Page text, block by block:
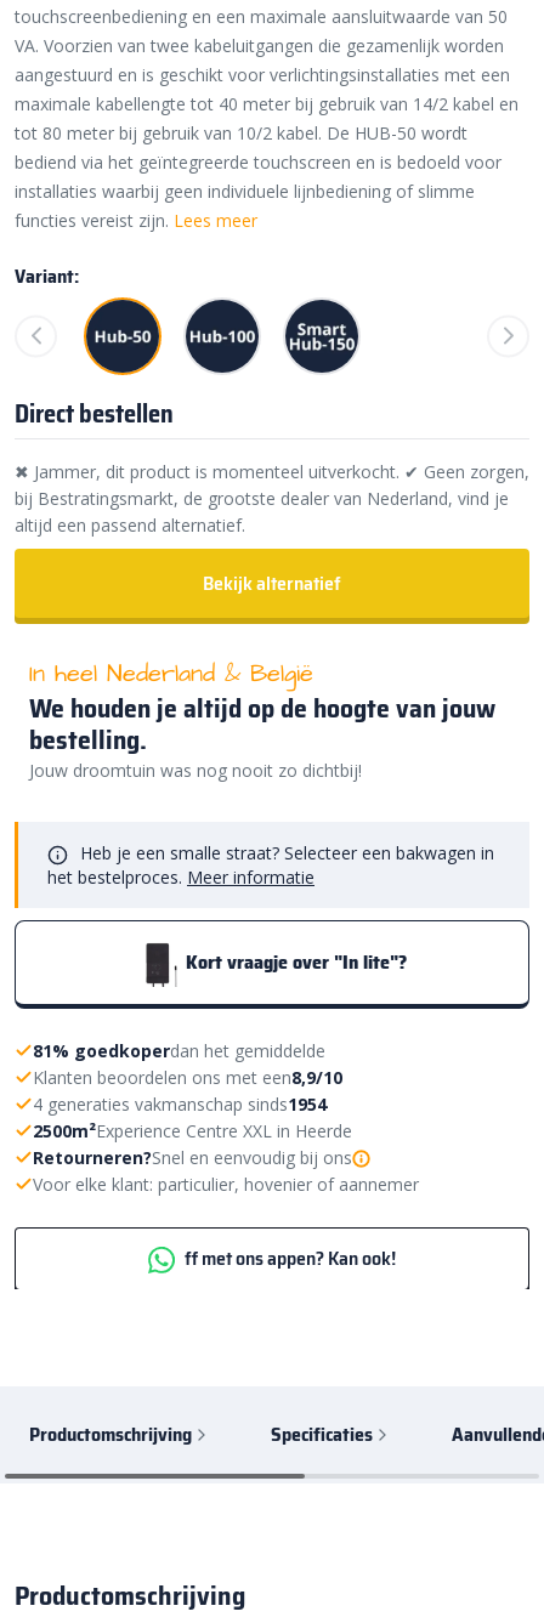
touchscreenbediening en een maximale aansluitwaarde van 50
VA. Voorzien van twee kabeluitgangen die gezamenlijk worden
aangestuurd en is geschikt voor verlichtingsinstallaties met een
maximale kabellengte tot 40 meter bij gebruik van 14/2 kabel en
tot 80 meter bij gebruik van 10/2 kabel. De HUB-50 wordt
bediend via het geïntegreerde touchscreen en is bedoeld voor
installaties waarbij geen individuele lijnbediening of slimme
functies vereist zijn. Lees meer
Variant:
Direct bestellen
✖ Jammer, dit product is momenteel uitverkocht. ✔ Geen zorgen,
bij Bestratingsmarkt, de grootste dealer van Nederland, vind je
altijd een passend alternatief.
Bekijk alternatief
In heel Nederland & België
We houden je altijd op de hoogte van jouw
bestelling.
Jouw droomtuin was nog nooit zo dichtbij!
Heb je een smalle straat? Selecteer een bakwagen in
het bestelproces. Meer informatie
Kort vraagje over "In lite"?
81% goedkoperdan het gemiddelde
Klanten beoordelen ons met een8,9/10
4 generaties vakmanschap sinds1954
2500m²Experience Centre XXL in Heerde
Retourneren?Snel en eenvoudig bij ons
Voor elke klant: particulier, hovenier of aannemer
ff met ons appen? Kan ook!
Productomschrijving Specificaties
Productomschrijving